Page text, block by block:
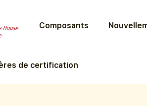
Composants
de certification